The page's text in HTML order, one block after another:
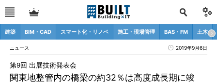
建築 BIM・CAD スマート化・リノベ 施工・現場管理 BAS・FM 土木
ニュース 2019年9月6日
関東地整管内の橋梁の約32％は高度成長期に竣
第9回 出展技術発表会